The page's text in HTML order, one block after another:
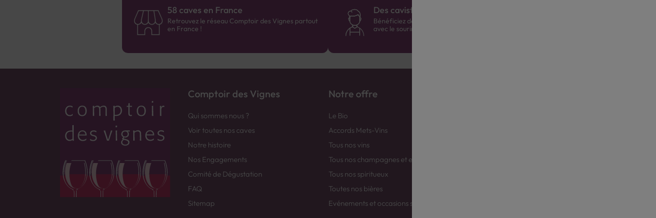
58 caves en France
Retrouvez le réseau Comptoir des Vignes partout
en France !
Des cavistes à votre écoute
Bénéficiez de conseils sur-mesure et repartez
avec le sourire :)
Comptoir des Vignes
Qui sommes nous ?
Voir toutes nos caves
Notre histoire
Nos Engagements
Comité de Dégustation
FAQ
Sitemap
Notre offre
Le Bio
Accords Mets-Vins
Tous nos vins
Tous nos champagnes et efferverscents
Tous nos spiritueux
Toutes nos bières
Evénements et occasions spéciales